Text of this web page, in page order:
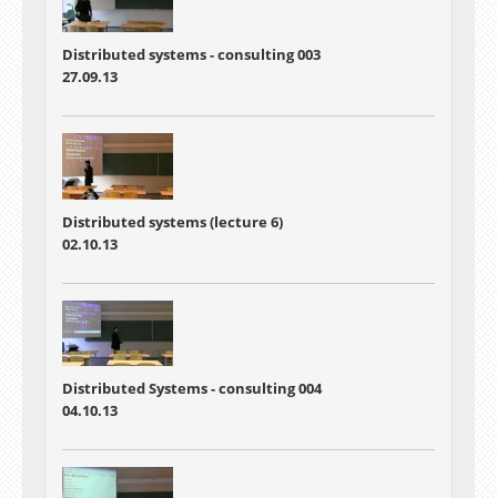
Distributed systems - consulting 003
27.09.13
Distributed systems (lecture 6)
02.10.13
Distributed Systems - consulting 004
04.10.13